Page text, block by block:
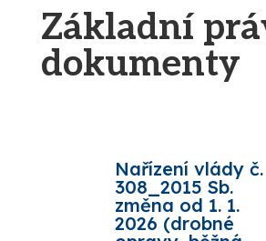
Základní
dokumenty
Nařízení vlády č.
308_2015 Sb.
změna od 1. 1.
2026 (drobné